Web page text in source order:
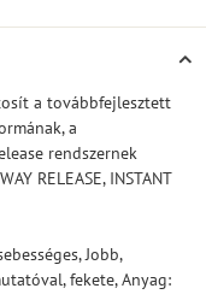
a továbbfejlesztett
a
rendszernek
RELEASE, INSTANT
Jobb,
fekete, Anyag: